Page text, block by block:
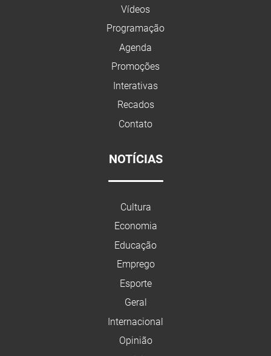
Vídeos
Programação
Agenda
Promoções
Interativas
Recados
Contato
NOTÍCIAS
Cultura
Economia
Educação
Emprego
Esporte
Geral
Internacional
Opinião